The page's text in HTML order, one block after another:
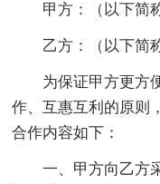
甲方：（以下简
乙方：（以下简
为保证甲方更方
作、互惠互利的原则
合作内容如下：
一、甲方向乙方